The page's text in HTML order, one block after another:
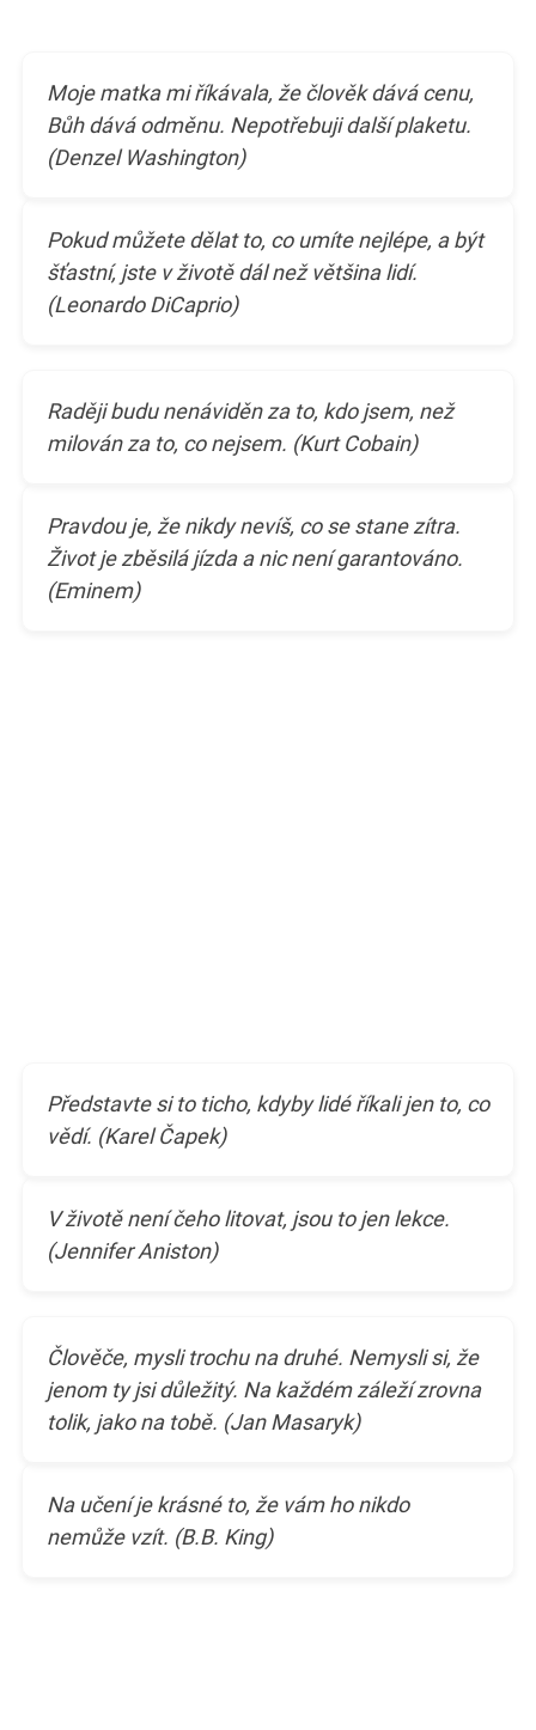
Moje matka mi říkávala, že člověk dává cenu,
Bůh dává odměnu. Nepotřebuji další plaketu.
(Denzel Washington)
Pokud můžete dělat to, co umíte nejlépe, a být
šťastní, jste v životě dál než většina lidí.
(Leonardo DiCaprio)
Raději budu nenáviděn za to, kdo jsem, než
milován za to, co nejsem. (Kurt Cobain)
Pravdou je, že nikdy nevíš, co se stane zítra.
Život je zběsilá jízda a nic není garantováno.
(Eminem)
Představte si to ticho, kdyby lidé říkali jen to, co
vědí. (Karel Čapek)
V životě není čeho litovat, jsou to jen lekce.
(Jennifer Aniston)
Člověče, mysli trochu na druhé. Nemysli si, že
jenom ty jsi důležitý. Na každém záleží zrovna
tolik, jako na tobě. (Jan Masaryk)
Na učení je krásné to, že vám ho nikdo
nemůže vzít. (B.B. King)